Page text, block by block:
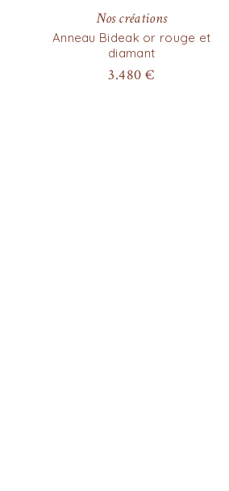
Nos créations
Anneau Bideak or rouge et
diamant
3.480 €